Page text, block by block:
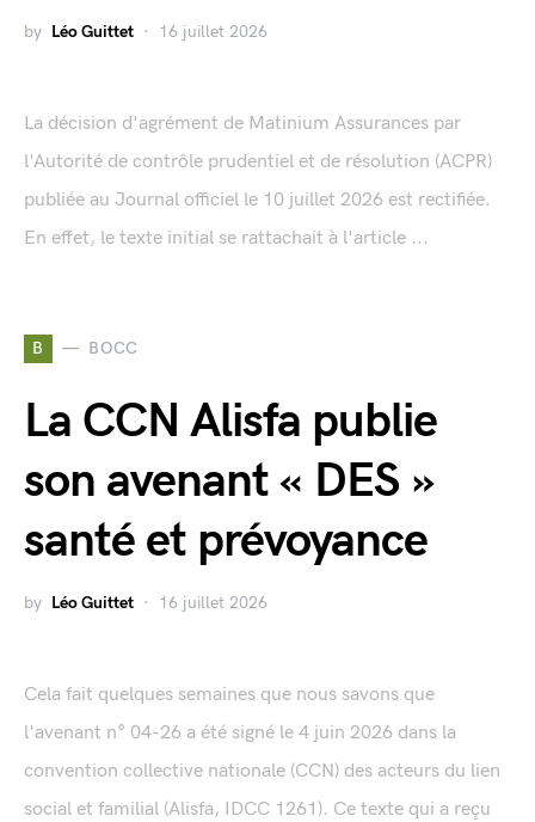
by Léo Guittet 16 juillet 2026
La décision d'agrément de Matinium Assurances par
l'Autorité de contrôle prudentiel et de résolution (ACPR)
publiée au Journal officiel le 10 juillet 2026 est rectifiée.
En effet, le texte initial se rattachait à l'article ...
B BOCC
La CCN Alisfa publie
son avenant « DES »
santé et prévoyance
by Léo Guittet 16 juillet 2026
Cela fait quelques semaines que nous savons que
l'avenant n° 04-26 a été signé le 4 juin 2026 dans la
convention collective nationale (CCN) des acteurs du lien
social et familial (Alisfa, IDCC 1261). Ce texte qui a reçu